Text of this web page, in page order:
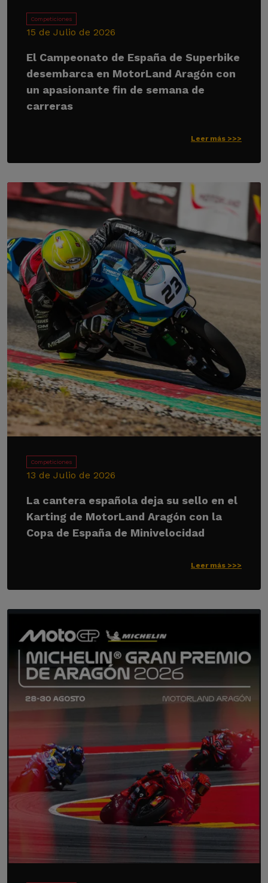
Competiciones
15 de Julio de 2026
El Campeonato de España de Superbike
desembarca en MotorLand Aragón con
un apasionante fin de semana de
carreras
Leer más >>>
Competiciones
13 de Julio de 2026
La cantera española deja su sello en el
Karting de MotorLand Aragón con la
Copa de España de Minivelocidad
Leer más >>>